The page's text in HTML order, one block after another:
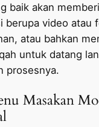
baik akan
berupa video atau
atau bahkan
untuk datang
prosesnya.
Masakan